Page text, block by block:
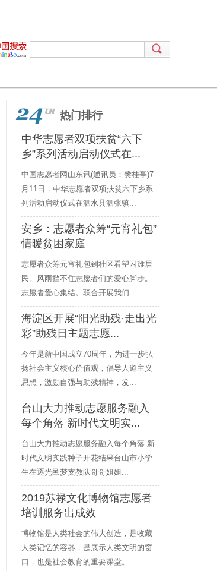
热门排行
中华志愿者双项扶贫“六下
乡”系列活动启动仪式在...
中国志愿者网山东讯(通讯员：樊桂亭)7
月11日，中华志愿者双项扶贫六下乡系
列活动启动仪式在泗水县泗张镇...
安乡：志愿者众筹“元宵礼包”
情暖贫困家庭
志愿者众筹元宵礼包到社区看望困难居
民。风雨挡不住志愿者们的爱心脚步。
志愿者爱心集结。联合开展我们...
海淀区开展“阳光助残·走出光
彩”助残日主题志愿...
今年是新中国成立70周年，为进一步弘
扬社会主义核心价值观，倡导人道主义
思想，激励自强与助残精神，发...
台山大力推动志愿服务融入
每个角落 新时代文明实...
台山大力推动志愿服务融入每个角落 新
时代文明实践种子开花结果台山市小学
生在逐光邑梦支教队哥哥姐姐...
2019苏禄文化博物馆志愿者
培训服务出成效
博物馆是人类社会的伟大创造，是收藏
人类记忆的容器，是展示人类文明的窗
口，也是社会教育的重要课堂。...